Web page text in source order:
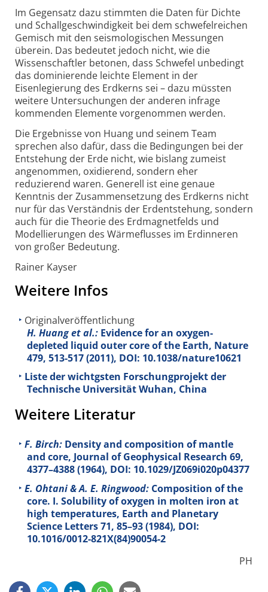
Im Gegensatz dazu stimmten die Daten für Dichte
und Schallgeschwindigkeit bei dem schwefelreichen
Gemisch mit den seismologischen Messungen
überein. Das bedeutet jedoch nicht, wie die
Wissenschaftler betonen, dass Schwefel unbedingt
das dominierende leichte Element in der
Eisenlegierung des Erdkerns sei – dazu müssten
weitere Untersuchungen der anderen infrage
kommenden Elemente vorgenommen werden.
Die Ergebnisse von Huang und seinem Team
sprechen also dafür, dass die Bedingungen bei der
Entstehung der Erde nicht, wie bislang zumeist
angenommen, oxidierend, sondern eher
reduzierend waren. Generell ist eine genaue
Kenntnis der Zusammensetzung des Erdkerns nicht
nur für das Verständnis der Erdentstehung, sondern
auch für die Theorie des Erdmagnetfelds und
Modellierungen des Wärmeflusses im Erdinneren
von großer Bedeutung.
Rainer Kayser
Weitere Infos
Originalveröffentlichung
H. Huang et al.: Evidence for an oxygen-
depleted liquid outer core of the Earth, Nature
479, 513-517 (2011), DOI: 10.1038/nature10621
Liste der wichtgsten Forschungprojekt der
Technische Universität Wuhan, China
Weitere Literatur
F. Birch: Density and composition of mantle
and core, Journal of Geophysical Research 69,
4377–4388 (1964), DOI: 10.1029/JZ069i020p04377
E. Ohtani & A. E. Ringwood: Composition of the
core. I. Solubility of oxygen in molten iron at
high temperatures, Earth and Planetary
Science Letters71, 85–93 (1984), DOI:
10.1016/0012-821X(84)90054-2
PH